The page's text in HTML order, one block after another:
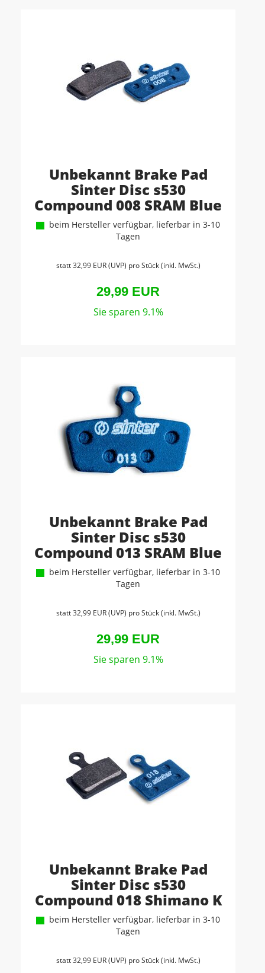
Unbekannt Brake Pad
Sinter Disc s530
Compound 008 SRAM Blue
beim Hersteller verfügbar, lieferbar in 3-10
Tagen
statt32,99 EUR(UVP) pro Stück (inkl. MwSt.)
29,99 EUR
Sie sparen 9.1%
Unbekannt Brake Pad
Sinter Disc s530
Compound 013 SRAM Blue
beim Hersteller verfügbar, lieferbar in 3-10
Tagen
statt32,99 EUR(UVP) pro Stück (inkl. MwSt.)
29,99 EUR
Sie sparen 9.1%
Unbekannt Brake Pad
Sinter Disc s530
Compound 018 Shimano K
beim Hersteller verfügbar, lieferbar in 3-10
Tagen
statt32,99 EUR(UVP) pro Stück (inkl. MwSt.)